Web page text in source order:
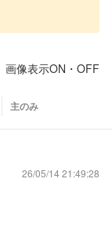
画像表示ON・OFF
主のみ
26/05/14 21:49:28